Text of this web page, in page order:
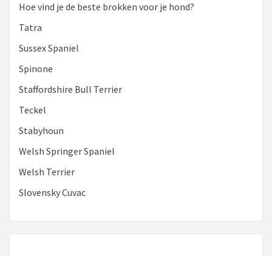
Hoe vind je de beste brokken voor je hond?
Tatra
Sussex Spaniel
Spinone
Staffordshire Bull Terrier
Teckel
Stabyhoun
Welsh Springer Spaniel
Welsh Terrier
Slovensky Cuvac